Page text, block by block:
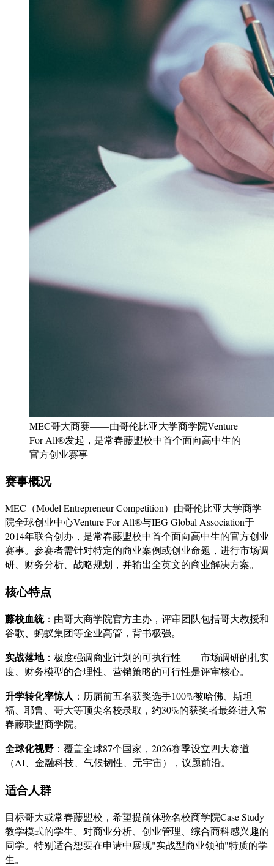
MEC哥大商赛——由哥伦比亚大学商学院Venture
For All®发起，是常春藤盟校中首个面向高中生的
官方创业赛事
赛事概况
MEC（Model Entrepreneur Competition）由哥伦比亚大学商学
院全球创业中心Venture For All®与IEG Global Association于
2014年联合创办，是常春藤盟校中首个面向高中生的官方创业
赛事。参赛者需针对特定的商业案例或创业命题，进行市场调
研、财务分析、战略规划，并输出全英文的商业解决方案。
核心特点
藤校血统：由哥大商学院官方主办，评审团队包括哥大教授和
谷歌、蚂蚁集团等企业高管，背书极强。
实战落地：极度强调商业计划的可执行性——市场调研的扎实
度、财务模型的合理性、营销策略的可行性是评审核心。
升学转化率惊人 ：历届前五名获奖选手100%被哈佛、斯坦
福、耶鲁、哥大等顶尖名校录取，约30%的获奖者最终进入常
春藤联盟商学院。
全球化视野 ：覆盖全球87个国家，2026赛季设立四大赛道
（AI、金融科技、气候韧性、元宇宙），议题前沿。
适合人群
目标哥大或常春藤盟校，希望提前体验名校商学院Case Study
教学模式的学生。对商业分析、创业管理、综合商科感兴趣的
同学。特别适合想要在申请中展现"实战型商业领袖"特质的学
生。